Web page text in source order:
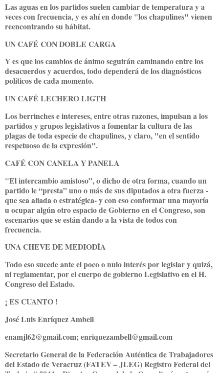
Las aguas en los partidos suelen cambiar de temperatura y a
veces con frecuencia, y es ahí en donde "los chapulines" vienen
reencontrando su hábitat.
UN CAFÉ CON DOBLE CARGA
Y es que los cambios de ánimo seguirán caminando entre los
desacuerdos y acuerdos, todo dependerá de los diagnósticos
políticos de cada momento.
UN CAFÉ LECHERO LIGTH
Los berrinches e intereses, entre otras razones, impulsan a los
partidos y grupos legislativos a fomentar la cultura de las
plagas de toda especie de chapulines, y claro, "en el sentido
respetuoso de la expresión".
CAFÉ CON CANELA Y PANELA
"El intercambio amistoso”, o dicho de otra forma, cuando un
partido le “presta” uno o más de sus diputados a otra fuerza -
que sea aliada o estratégica- y con eso conformar una mayoría
u ocupar algún otro espacio de Gobierno en el Congreso, son
escenarios que se están dando a la vista de todos con
frecuencia.
UNA CHEVE DE MEDIODÍA
Todo eso sucede ante el poco o nulo interés por legislar y quizá,
ni reglamentar, por el cuerpo de gobierno Legislativo en el H.
Congreso del Estado.
¡ ES CUANTO !
José Luis Enríquez Ambell
enamjl62@gmail.com; enriquezambell@gmail.com
Secretario General de la Federación Auténtica de Trabajadores
del Estado de Veracruz (FATEV – JLEG) Registro Federal del